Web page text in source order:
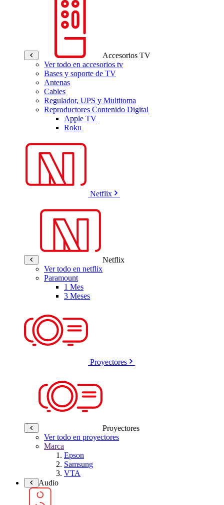
Accesorios TV
Ver todo en accesorios tv
Bases y soporte de TV
Antenas
Cables
Regulador, UPS y Multitoma
Reproductores Contenido Digital
Apple TV
Roku
Netflix
Netflix
Ver todo en netflix
Paramount
1 Mes
3 Meses
Proyectores
Proyectores
Ver todo en proyectores
Marca
Epson
Samsung
VTA
Audio